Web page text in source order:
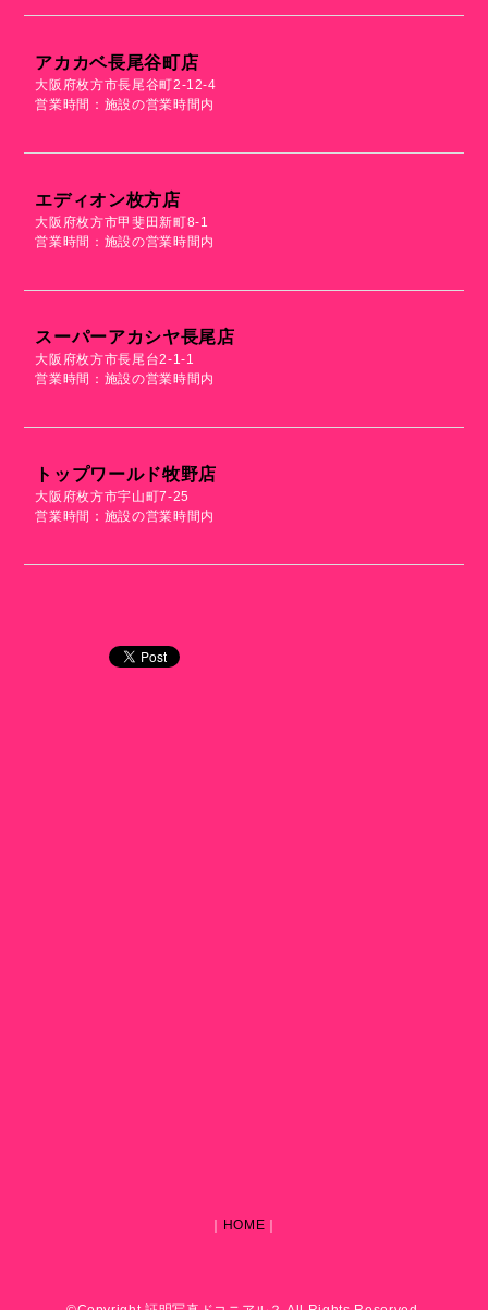
アカカベ長尾谷町店
大阪府枚方市長尾谷町2-12-4
営業時間：施設の営業時間内
エディオン枚方店
大阪府枚方市甲斐田新町8-1
営業時間：施設の営業時間内
スーパーアカシヤ長尾店
大阪府枚方市長尾台2-1-1
営業時間：施設の営業時間内
トップワールド牧野店
大阪府枚方市宇山町7-25
営業時間：施設の営業時間内
HOME